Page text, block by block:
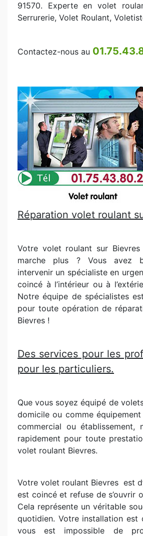
91570. Experte en volet
Serrurerie, Volet Roulant,
Contactez-nous au
Réparation volet roulant
Votre volet roulant sur
marche plus ? Vous avez
intervenir un spécialiste en
coincé à l’intérieur ou à
Notre équipe de spécialistes
pour toute opération de
Bievres !
Des services pour les
pour les particuliers.
Que vous soyez équipé de
domicile ou comme
commercial ou établissement,
rapidement pour toute
volet roulant Bievres.
Votre volet roulant Bievres est
est coincé et refuse de s’ouvrir
Cela représente un véritable
quotidien. Votre installation est
vous est impossible de